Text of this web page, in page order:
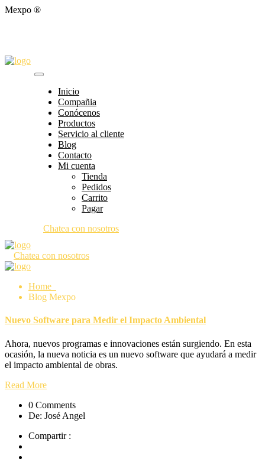
Mexpo ®
Inicio
Compañia
Conócenos
Productos
Servicio al cliente
Blog
Contacto
Mi cuenta
Tienda
Pedidos
Carrito
Pagar
Chatea con nosotros
Chatea con nosotros
Home
Blog Mexpo
Nuevo Software para Medir el Impacto Ambiental
Ahora, nuevos programas e innovaciones están surgiendo. En esta
ocasión, la nueva noticia es un nuevo software que ayudará a medir
el impacto ambiental de obras.
Read More
0 Comments
De: José Angel
Compartir :